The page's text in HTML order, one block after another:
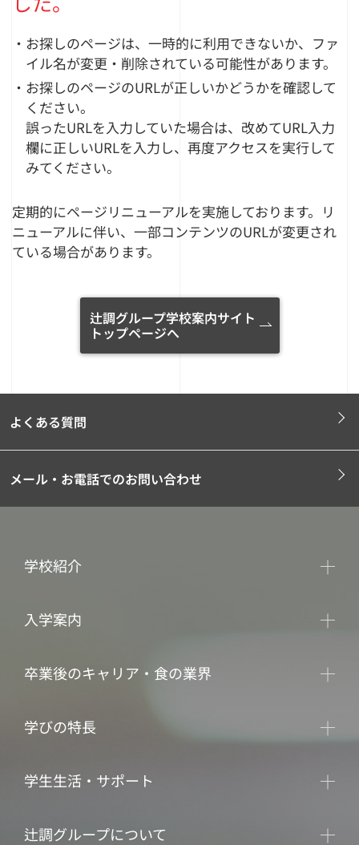
・お探しのページは、一時的に利用できないか、ファ
イル名が変更・削除されている可能性があります。
・お探しのページのURLが正しいかどうかを確認して
ください。
誤ったURLを入力していた場合は、改めてURL入力
欄に正しいURLを入力し、再度アクセスを実行して
みてください。
定期的にページリニューアルを実施しております。リ
ニューアルに伴い、一部コンテンツのURLが変更され
ている場合があります。
辻調グループ学校案内サイト
トップページへ
よくある質問
メール・お電話でのお問い合わせ
学校紹介
入学案内
卒業後のキャリア・食の業界
学びの特長
学生生活・サポート
辻調グループについて